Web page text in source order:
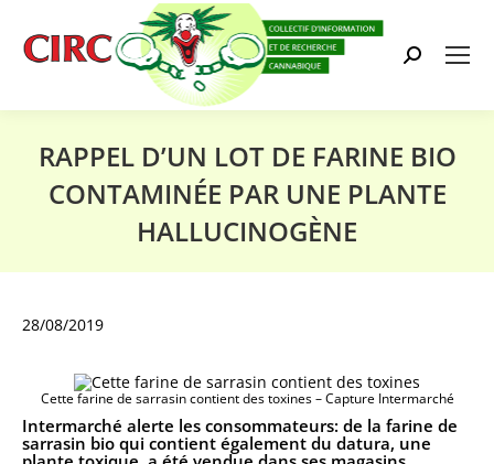
Search:
RAPPEL D’UN LOT DE FARINE BIO
CONTAMINÉE PAR UNE PLANTE
HALLUCINOGÈNE
28/08/2019
Cette farine de sarrasin contient des toxines – Capture Intermarché
Intermarché alerte les consommateurs: de la farine de
sarrasin bio qui contient également du datura, une